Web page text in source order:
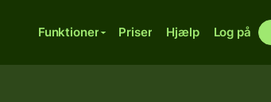
Funktioner Priser Hjælp Log på